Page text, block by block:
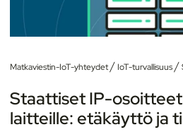
Matkaviestin-IoT-yhteydet/ IoT-turvallisuus/
Staattiset IP-osoitteet
laitteille: etäkäyttö ja